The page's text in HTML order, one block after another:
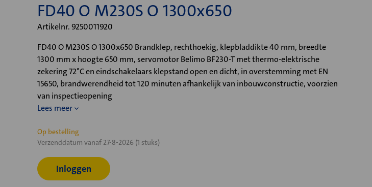
FD40 O M230S O 1300x650
Artikelnr. 9250011920
FD40 O M230S O 1300x650 Brandklep, rechthoekig, klepbladdikte 40 mm, breedte
1300 mm x hoogte 650 mm, servomotor Belimo BF230-T met thermo-elektrische
zekering 72°C en eindschakelaars klepstand open en dicht, in overstemming met EN
15650, brandwerendheid tot 120 minuten afhankelijk van inbouwconstructie, voorzien
van inspectieopening
Lees meer
Huidige
voorraad:
Op bestelling
Verzenddatum vanaf 27-8-2026 (1 stuks)
Inloggen